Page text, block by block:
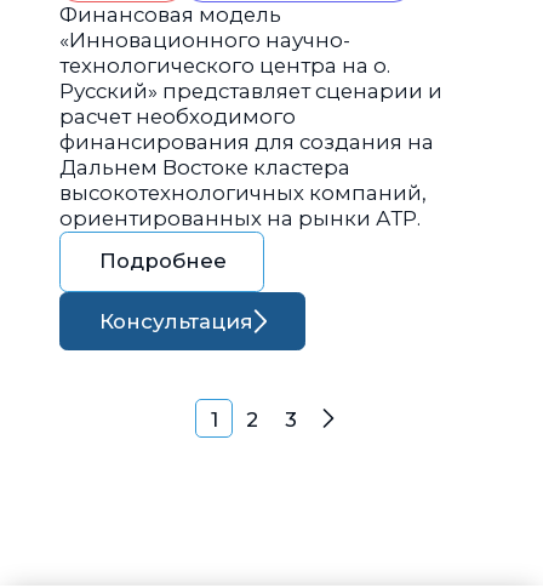
Финансовая модель
«Инновационного научно-
технологического центра на о.
Русский» представляет сценарии и
расчет необходимого
финансирования для создания на
Дальнем Востоке кластера
высокотехнологичных компаний,
ориентированных на рынки АТР.
Подробнее
Консультация
Навигация по
1 2 3 Далее